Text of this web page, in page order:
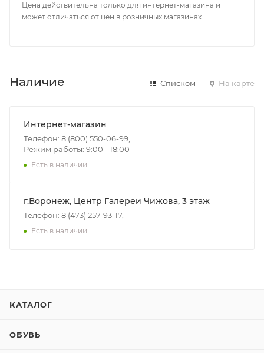
Цена действительна только для интернет-магазина и
может отличаться от цен в розничных магазинах
Наличие Списком На карте
Интернет-магазин
Телефон: 8 (800) 550-06-99,
Режим работы: 9:00 - 18:00
Есть в наличии
г.Воронеж, Центр Галереи Чижова, 3 этаж
Телефон: 8 (473) 257-93-17,
Есть в наличии
КАТАЛОГ
ОБУВЬ